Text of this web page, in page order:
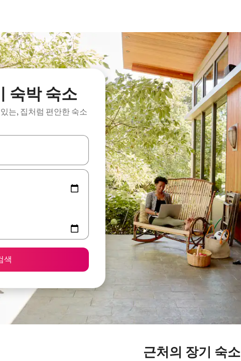
숙박 숙소
는, 집처럼 편안한 숙소
표 키를 사용하거나 터치 또는 스와이프 동작으로 탐색하세요.
색
근처의 장기 숙소